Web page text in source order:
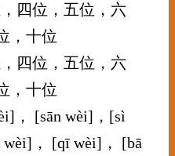
四位，五位，六
，十位
四位，五位，六
，十位
， [sān wèi]，[sì
， [qī wèi]， [bā